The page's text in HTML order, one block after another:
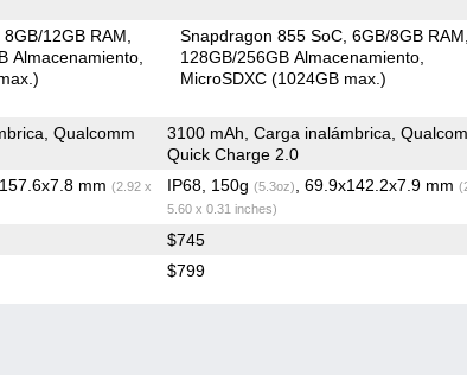
8GB/12GB RAM
Almacenamiento
Snapdragon 855 SoC 6GB/8GB RAM
128GB/256GB Almacenamiento
MicroSDXC (1024GB max.)
Qualcomm
3100 mAh, Carga inalámbrica,
Quick Charge 2.0
mm (2.92 x
IP68, 150g (5.3oz) , 69.9x142.2x7.9 mm
5.60 x 0.31 inches)
$745
$799